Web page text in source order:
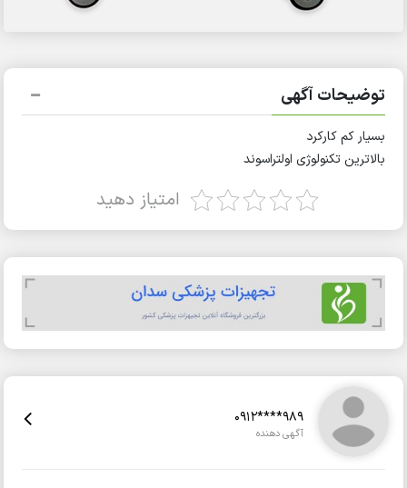
توضیحات آگهی
بسیار کم کارکرد
بالاترین تکنولوژی اولتراسوند
امتیاز دهید
0912****989
آگهی دهنده